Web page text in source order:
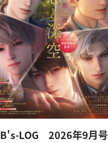
B's-LOG 2026年9月号